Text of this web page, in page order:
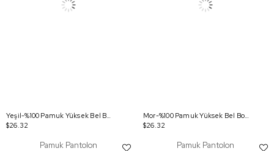
Yeşil-%100 Pamuk Yüksek Bel Bol Paça Pantolon
$26.32
Mor-%100 Pamuk Yüksek Bel Bol Paça Pantolon
$26.32
Pamuk Pantolon Pamuk Pantolon